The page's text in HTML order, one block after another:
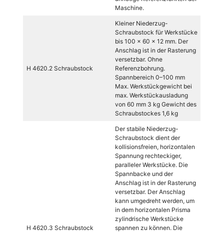
Maschine.
H 4620.2 Schraubstock
Kleiner Niederzug-
Schraubstock für Werkstücke
bis 100 x 60 x 12 mm. Der
Anschlag ist in der Rasterung
versetzbar. Ohne
Referenzbohrung.
Spannbereich 0–100 mm
Max. Werkstückgewicht bei
max. Werkstückausladung
von 60 mm 3 kg Gewicht des
Schraubstockes 1,6 kg
H 4620.3 Schraubstock
Der stabile Niederzug-
Schraubstock dient der
kollisionsfreien, horizontalen
Spannung rechteckiger,
paralleler Werkstücke. Die
Spannbacke und der
Anschlag ist in der Rasterung
versetzbar. Der Anschlag
kann umgedreht werden, um
in dem horizontalen Prisma
zylindrische Werkstücke
spannen zu können. Die